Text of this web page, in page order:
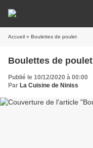
Accueil » Boulettes de poulet
Boulettes de poulet
Publié le 10/12/2020 à 00:00
Par La Cuisine de Niniss